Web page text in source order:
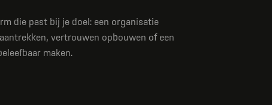
die past bij je doel: een organisatie
vertrouwen opbouwen of een
maken.